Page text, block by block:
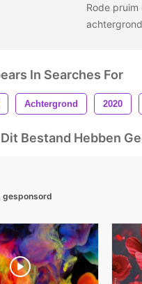
Rode
In Searches For
Achtergrond 2020
Bestand Hebben
gesponsord